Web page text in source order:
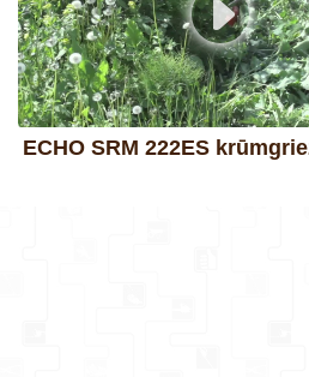
ECHO SRM 222ES